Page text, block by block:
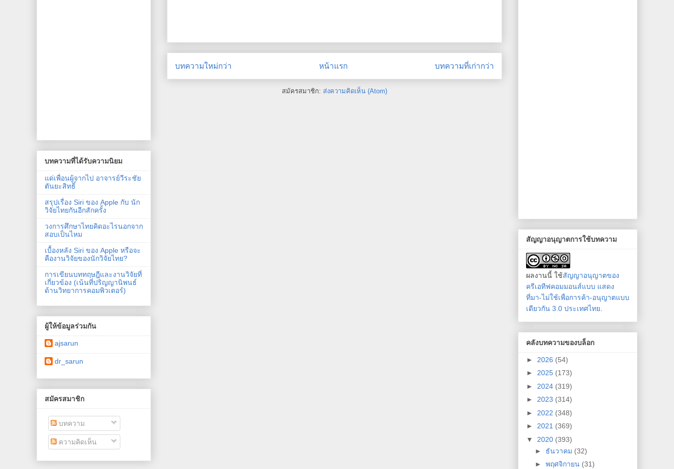
บทความใหม่กว่า บทความที่เก่ากว่า
หน้าแรก
สมัครสมาชิก: ส่งความคิดเห็น (Atom)
บทความที่ได้รับความนิยม
แด่เพื่อนผู้จากไป อาจารย์วีระชัย
ตันยะสิทธิ์
สรุปเรื่อง Siri ของ Apple กับ นัก
วิจัยไทยกันอีกสักครั้ง
วงการศึกษาไทยคิดอะไรนอกจาก
สอบเป็นไหม
เบื้องหลัง Siri ของ Apple หรือจะ
คืองานวิจัยของนักวิจัยไทย?
การเขียนบททฤษฎีและงานวิจัยที่
เกี่ยวข้อง (เน้นที่ปริญญานิพนธ์
ด้านวิทยาการคอมพิวเตอร์)
ผู้ให้ข้อมูลร่วมกัน
ajsarun
dr_sarun
สมัครสมาชิก
บทความ
ความคิดเห็น
สัญญาอนุญาตการใช้บทความ
ผลงานนี้ ใช้สัญญาอนุญาตของ
ครีเอทีฟคอมมอนส์แบบ แสดง
ที่มา-ไม่ใช้เพื่อการค้า-อนุญาตแบบ
เดียวกัน 3.0 ประเทศไทย
คลังบทความของบล็อก
► 2026 (54)
► 2025 (173)
► 2024 (319)
► 2023 (314)
► 2022 (348)
► 2021 (369)
▼ 2020 (393)
► ธันวาคม (32)
► พฤศจิกายน (31)